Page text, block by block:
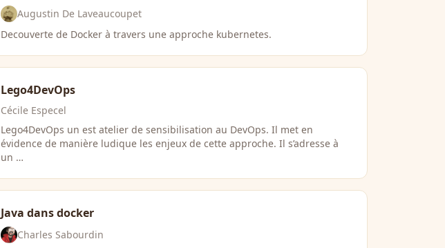
Augustin De Laveaucoupet
Decouverte de Docker à travers une approche kubernetes.
Lego4DevOps
Cécile Especel
Lego4DevOps un est atelier de sensibilisation au DevOps. Il met en
évidence de manière ludique les enjeux de cette approche. Il s’adresse à
un …
Java dans docker
Charles Sabourdin